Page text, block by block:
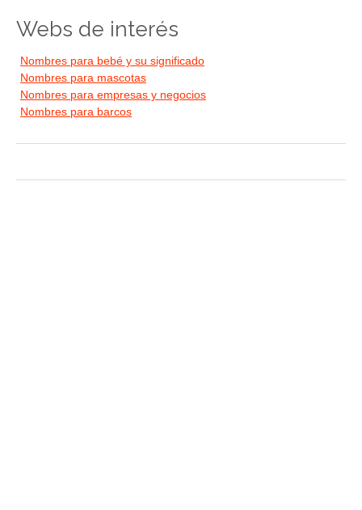
Webs de interés
Nombres para bebé y su significado
Nombres para mascotas
Nombres para empresas y negocios
Nombres para barcos